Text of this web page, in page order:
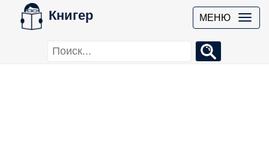
Книгер МЕНЮ